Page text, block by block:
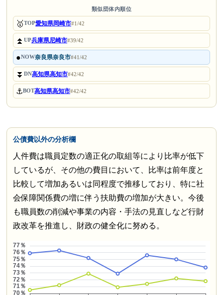
類似団体内順位
🥇TOP愛知県岡崎市#1/42
⏫UP兵庫県尼崎市#39/42
●NOW奈良県奈良市#41/42
⏬DN高知県高知市#42/42
⚓BOT高知県高知市#42/42
公債費以外の分析欄
人件費は職員定数の適正化の取組等により比率が低下
しているが、その他の費目において、比率は前年度と
比較して増加あるいは同程度で推移しており、特に社
会保障関係費の増に伴う扶助費の増加が大きい。今後
も職員数の削減や事業の内容・手法の見直しなど行財
政改革を推進し、財政の健全化に努める。